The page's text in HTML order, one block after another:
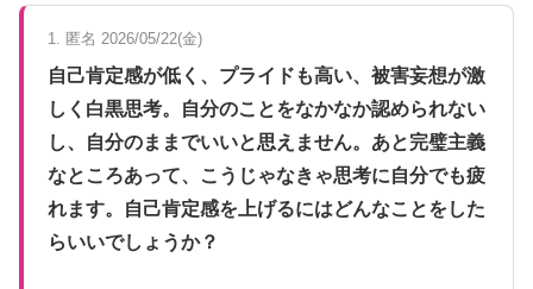
1. 匿名 2026/05/22(金)
自己肯定感が低く、プライドも高い、被害妄想が激
しく白黒思考。自分のことをなかなか認められない
し、自分のままでいいと思えません。あと完璧主義
なところあって、こうじゃなきゃ思考に自分でも疲
れます。自己肯定感を上げるにはどんなことをした
らいいでしょうか？